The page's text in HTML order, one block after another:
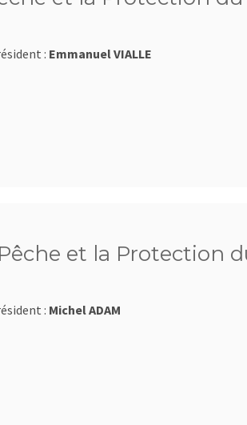
: Emmanuel VIALLE
et la Protection
: Michel ADAM